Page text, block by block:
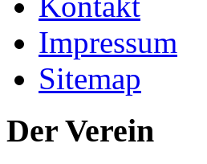
Impressum
Sitemap
Der Verein